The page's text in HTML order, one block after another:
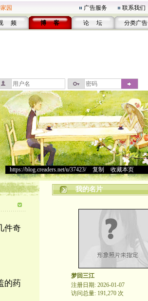
园 广告服务 联系我们
频 博 客 论 坛 分类广告
https://blog.creaders.net/u/37423/> 复制 收藏本页
件奇
的药
我的名片
梦回三江
注册日期: 2026-01-07
访问总量: 191,270 次